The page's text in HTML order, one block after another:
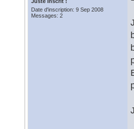
Date d'inscription: 9 Sep 2008
Messages: 2